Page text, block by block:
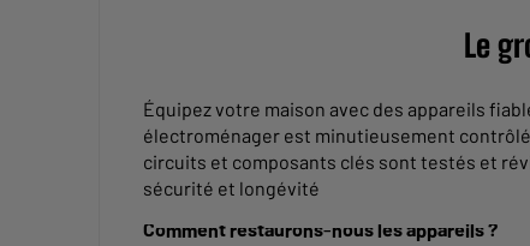
Le
Équipez votre maison avec des appareils
électroménager est minutieusement
circuits et composants clés sont testés et
sécurité et longévité
Comment restaurons-nous les appareils ?